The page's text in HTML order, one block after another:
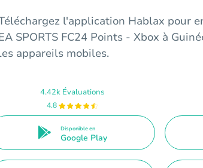
l'application Hablax pour
SPORTS FC24 Points - Xbox à
appareils mobiles.
4.42k Évaluations
4.8
Disponible en
Google Play